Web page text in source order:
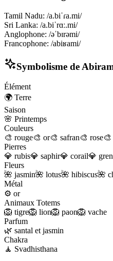
Tamil Nadu: /a.biˈɾa.mi/
Sri Lanka: /a.biˈrɑː.mi/
Anglophone: /əˈbɪrəmi/
Francophone: /abiʁami/
Symbolisme de
Élément
🌍 Terre
Saison
🌸 Printemps
Couleurs
🎨 rouge🎨 or🎨 safran🎨 rose🎨
Pierres
💎 rubis💎 saphir💎 corail💎
Fleurs
🌺 jasmin🌺 lotus🌺 hibiscus🌺
Métal
⚙️ or
Animaux Totems
🦁 tigre🦁 lion🦁 paon🦁 vache
Parfum
🌿 santal et jasmin
Chakra
🧘 Svadhisthana